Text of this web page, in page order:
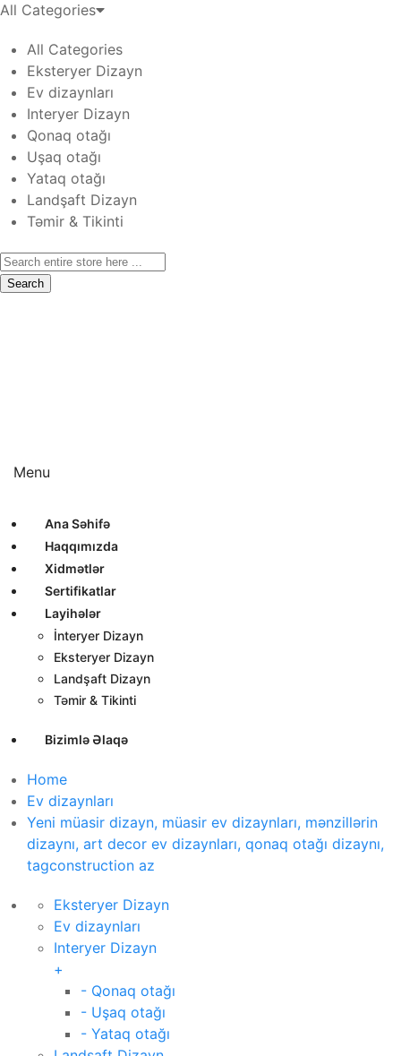
All Categories
All Categories
Eksteryer Dizayn
Ev dizaynları
Interyer Dizayn
Qonaq otağı
Uşaq otağı
Yataq otağı
Landşaft Dizayn
Təmir & Tikinti
Search
Menu
Ana Səhifə
Haqqımızda
Xidmətlər
Sertifikatlar
Layihələr
İnteryer Dizayn
Eksteryer Dizayn
Landşaft Dizayn
Təmir & Tikinti
Bizimlə Əlaqə
Home
Ev dizaynları
Yeni müasir dizayn, müasir ev dizaynları, mənzillərin
dizaynı, art decor ev dizaynları, qonaq otağı dizaynı,
tagconstruction az
Eksteryer Dizayn
Ev dizaynları
Interyer Dizayn
+
- Qonaq otağı
- Uşaq otağı
- Yataq otağı